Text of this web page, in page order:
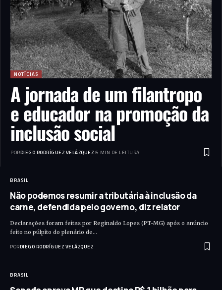
NOTÍCIAS
A jornada de um filantropo
e educador na promoção da
inclusão social
PORDIEGO RODRÍGUEZ VELÁZQUEZ 5 MIN DE LEITURA
BRASIL
Não podemos resumir a tributária à inclusão da
carne, defendida pelo governo, diz relator
Declarações foram feitas por Reginaldo Lopes (PT-MG) após o anúncio
feito no púlpito do plenário de…
PORDIEGO RODRÍGUEZ VELÁZQUEZ
BRASIL